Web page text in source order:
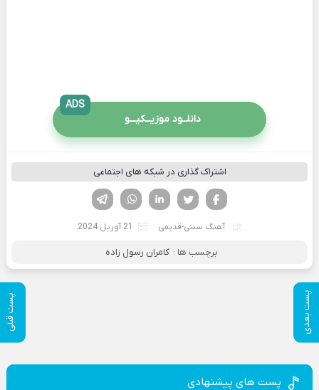
پست بعدی پست قبلی
دانلــود موزیــکیـــو
ADS
اشتراک گذاری در شبکه های اجتماعی
لینکدین تویتر
فیسوک
آهنگ سنتی-قدیمی 21 آوریل 2024
برچسب ها : کامران رسول زاده
پست های پیشنهادی